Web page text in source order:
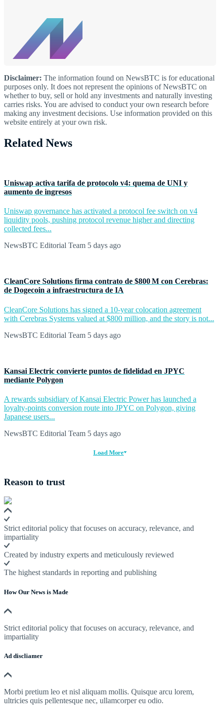
Disclaimer: The information found on NewsBTC is for educational
purposes only. It does not represent the opinions of NewsBTC on
whether to buy, sell or hold any investments and naturally investing
carries risks. You are advised to conduct your own research before
making any investment decisions. Use information provided on this
website entirely at your own risk.
Related News
Uniswap activa tarifa de protocolo v4: quema de UNI y
aumento de ingresos
Uniswap governance has activated a protocol fee switch on v4
liquidity pools, pushing protocol revenue higher and directing
collected fees...
NewsBTC Editorial Team 5 days ago
CleanCore Solutions firma contrato de $800 M con Cerebras:
de Dogecoin a infraestructura de IA
CleanCore Solutions has signed a 10-year colocation agreement
with Cerebras Systems valued at $800 million, and the story is not...
NewsBTC Editorial Team 5 days ago
Kansai Electric convierte puntos de fidelidad en JPYC
mediante Polygon
A rewards subsidiary of Kansai Electric Power has launched a
loyalty-points conversion route into JPYC on Polygon, giving
Japanese users...
NewsBTC Editorial Team 5 days ago
Load More
Reason to trust
Strict editorial policy that focuses on accuracy, relevance, and
impartiality
Created by industry experts and meticulously reviewed
The highest standards in reporting and publishing
How Our News is Made
Strict editorial policy that focuses on accuracy, relevance, and
impartiality
Ad discliamer
Morbi pretium leo et nisl aliquam mollis. Quisque arcu lorem,
ultricies quis pellentesque nec, ullamcorper eu odio.